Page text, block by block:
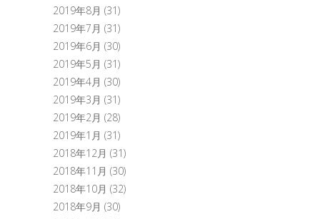
2019年8月 (31)
2019年7月 (31)
2019年6月 (30)
2019年5月 (31)
2019年4月 (30)
2019年3月 (31)
2019年2月 (28)
2019年1月 (31)
2018年12月 (31)
2018年11月 (30)
2018年10月 (32)
2018年9月 (30)